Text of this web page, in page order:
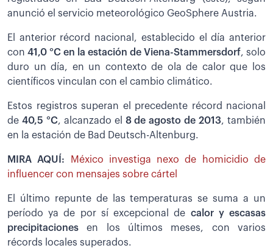
anunció el servicio meteorológico GeoSphere Austria.
El anterior récord nacional, establecido el día anterior
con 41,0 °C en la estación de Viena-Stammersdorf, solo
duro un día, en un contexto de ola de calor que los
científicos vinculan con el cambio climático.
Estos registros superan el precedente récord nacional
de 40,5 °C, alcanzado el 8 de agosto de 2013, también
en la estación de Bad Deutsch-Altenburg.
MIRA AQUÍ: México investiga nexo de homicidio de
influencer con mensajes sobre cártel
El último repunte de las temperaturas se suma a un
período ya de por sí excepcional de calor y escasas
precipitacionesen los últimos meses, con varios
récords locales superados.